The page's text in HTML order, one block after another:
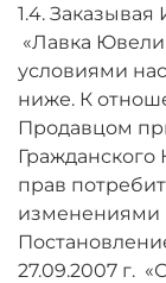
1.4.
«Лавка
условиями
ниже. К
Продавцом
прав
изменениями
27.09.2007 г.